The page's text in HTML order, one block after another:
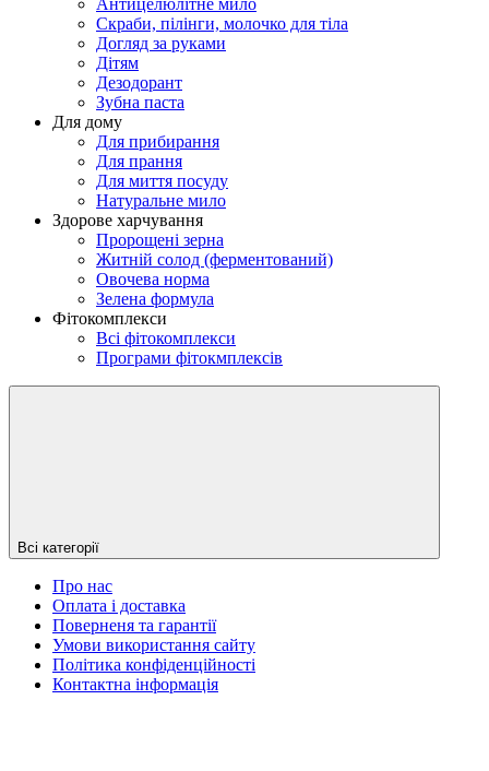
Скраби, пілінги, молочко для тіла
Догляд за руками
Дітям
Дезодорант
Зубна паста
Для дому
Для прибирання
Для прання
Для миття посуду
Натуральне мило
Здорове харчування
Пророщені зерна
Житній солод (ферментований)
Овочева норма
Зелена формула
Фітокомплекси
Всі фітокомплекси
Програми фітокмплексів
Всі категорії
Про нас
Оплата і доставка
Поверненя та гарантії
Умови використання сайту
Політика конфіденційності
Контактна інформація